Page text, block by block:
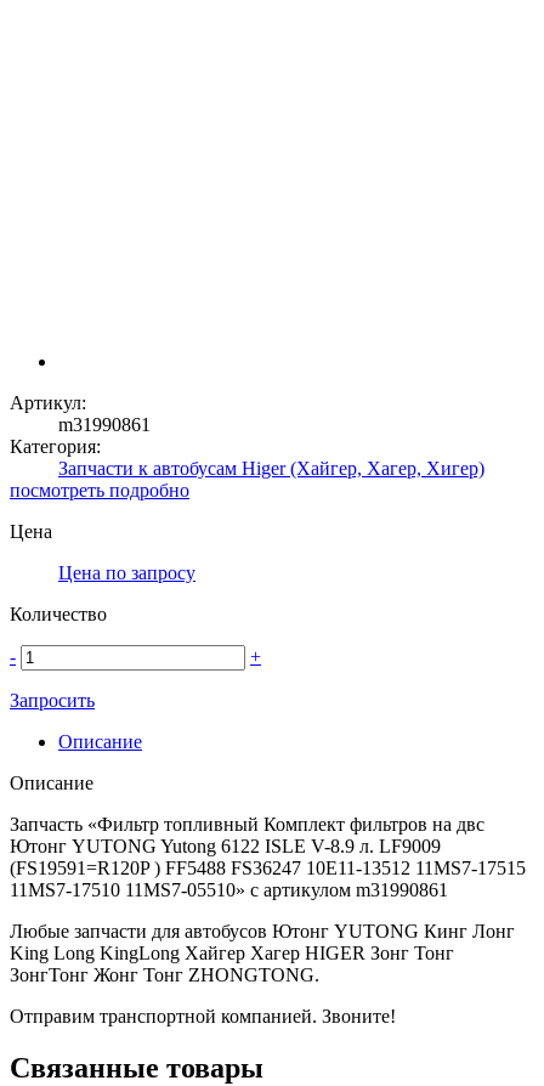
Артикул:
m31990861
Категория:
Запчасти к автобусам Higer (Хайгер, Хагер, Хигер)
посмотреть подробно
Цена
Цена по запросу
Количество
- +
Запросить
Описание
Описание
Запчасть «Фильтр топливный Комплект фильтров на двс
Ютонг YUTONG Yutong 6122 ISLE V-8.9 л. LF9009
(FS19591=R120P ) FF5488 FS36247 10E11-13512 11MS7-17515
11MS7-17510 11MS7-05510» с артикулом m31990861
Любые запчасти для автобусов Ютонг YUTONG Кинг Лонг
King Long KingLong Хайгер Хагер HIGER Зонг Тонг
ЗонгТонг Жонг Тонг ZHONGTONG.
Отправим транспортной компанией. Звоните!
Связанные товары